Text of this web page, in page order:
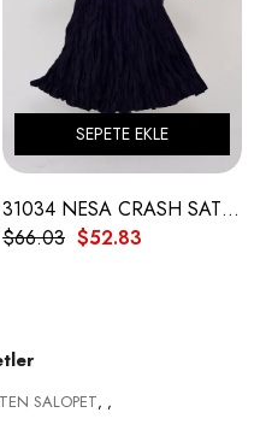
31034 NESA CRASH SATEN ETEK
$52.83
$66.03
SEPETE EKLE
SALOPET, ,